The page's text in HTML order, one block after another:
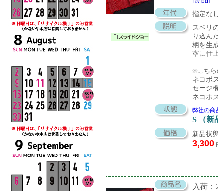
指定な
スベリ
り込ん
柄を生
寧に仕
※こちら
ネコポ
セージ
ネコポ
弊社の商
S （新
新品状
3,300
入荷：